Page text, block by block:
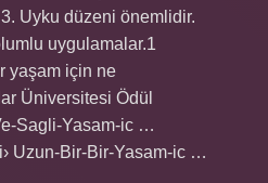
Uyku düzeni önemlidir.
uygulamalar.1
yaşam için ne
Üniversitesi Ödül
Sagli-Yasam-ic …
Uzun-Bir-Bir-Yasam-ic …